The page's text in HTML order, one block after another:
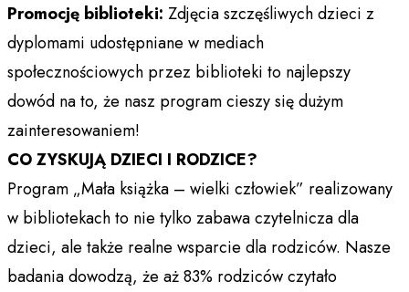
Promocję biblioteki: Zdjęcia szczęśliwych dzieci z
dyplomami udostępniane w mediach
społecznościowych przez biblioteki to najlepszy
dowód na to, że nasz program cieszy się dużym
zainteresowaniem!
CO ZYSKUJĄ DZIECI I RODZICE?
Program „Mała książka – wielki człowiek” realizowany
w bibliotekach to nie tylko zabawa czytelnicza dla
dzieci, ale także realne wsparcie dla rodziców. Nasze
badania dowodzą, że aż 83% rodziców czytało